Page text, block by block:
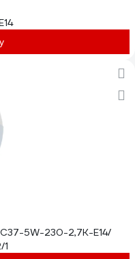
5W-230-2,7K-E14/
1